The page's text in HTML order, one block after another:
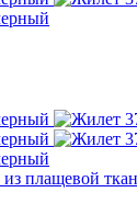
плащевой